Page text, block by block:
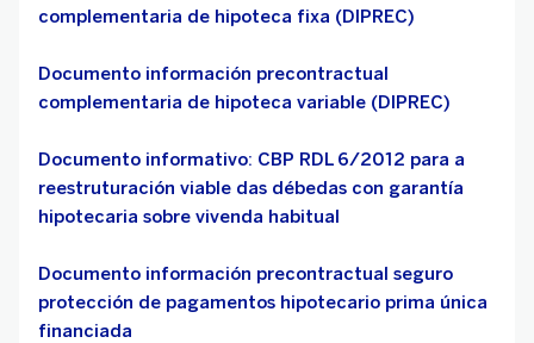
complementaria de hipoteca fixa (DIPREC)
Documento información precontractual
complementaria de hipoteca variable (DIPREC)
Documento informativo: CBP RDL 6/2012 para a
reestruturación viable das débedas con garantía
hipotecaria sobre vivenda habitual
Documento información precontractual seguro
protección de pagamentos hipotecario prima única
financiada